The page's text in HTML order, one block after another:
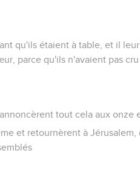
qu'ils étaient à table, et il
parce qu'ils n'avaient pas
tout cela aux onze
et retournèrent à